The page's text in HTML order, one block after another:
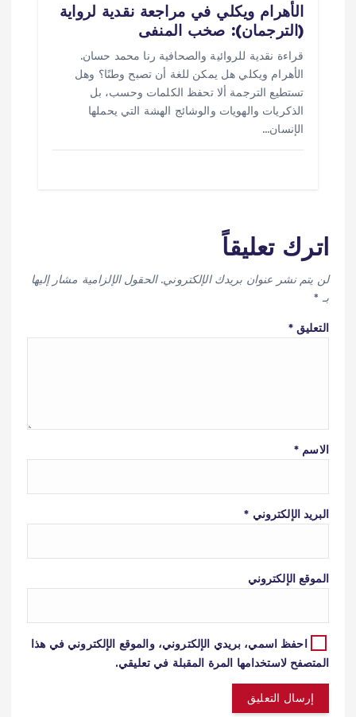
الأهرام ويكلي في مراجعة نقدية لرواية
(الترجمان): صخب المنفى
قراءة نقدية للروائية والصحافية رنا محمد حسان.
الأهرام ويكلي هل يمكن للغة أن تصبح وطنًا؟ وهل
تستطيع الترجمة ألا تحفظ الكلمات وحسب، بل
الذكريات والهويات والوشائج الهشة التي يحملها
الإنسان…
اترك تعليقاً
لن يتم نشر عنوان بريدك الإلكتروني. الحقول الإلزامية مشار إليها
بـ *
التعليق*
الاسم *
البريد الإلكتروني *
الموقع الإلكتروني
احفظ اسمي، بريدي الإلكتروني، والموقع الإلكتروني في هذا
المتصفح لاستخدامها المرة المقبلة في تعليقي.